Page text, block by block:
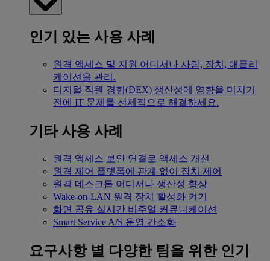
인기 있는 사용 사례
원격 액세스 및 지원 어디서나 사람, 장치, 애플리
케이션을 관리.
디지털 직원 경험(DEX) 생산성에 영향을 미치기
전에 IT 문제를 선제적으로 해결하세요.
기타 사용 사례
원격 액세스 보안 연결로 액세스 개선
원격 제어 플랫폼에 관계 없이 장치 제어
원격 데스크톱 어디서나 생산성 향상
Wake-on-LAN 원격 장치 활성화 켜기
화면 공유 실시간 비주얼 커뮤니케이션
Smart Service A/S 운영 간소화
요구사항 별 다양한 팀을 위한 인기